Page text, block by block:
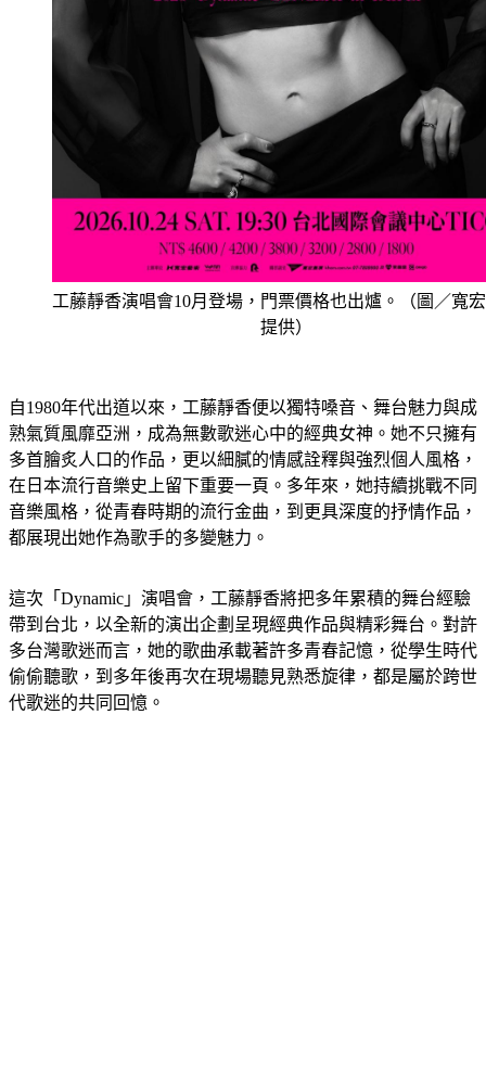
工藤靜香演唱會10月登場，門票價格也出爐。（圖／寬
提供）
自1980年代出道以來，工藤靜香便以獨特嗓音、舞台魅力與成
熟氣質風靡亞洲，成為無數歌迷心中的經典女神。她不只擁有
多首膾炙人口的作品，更以細膩的情感詮釋與強烈個人風格，
在日本流行音樂史上留下重要一頁。多年來，她持續挑戰不同
音樂風格，從青春時期的流行金曲，到更具深度的抒情作品，
都展現出她作為歌手的多變魅力。
這次「Dynamic」演唱會，工藤靜香將把多年累積的舞台經驗
帶到台北，以全新的演出企劃呈現經典作品與精彩舞台。對許
多台灣歌迷而言，她的歌曲承載著許多青春記憶，從學生時代
偷偷聽歌，到多年後再次在現場聽見熟悉旋律，都是屬於跨世
代歌迷的共同回憶。